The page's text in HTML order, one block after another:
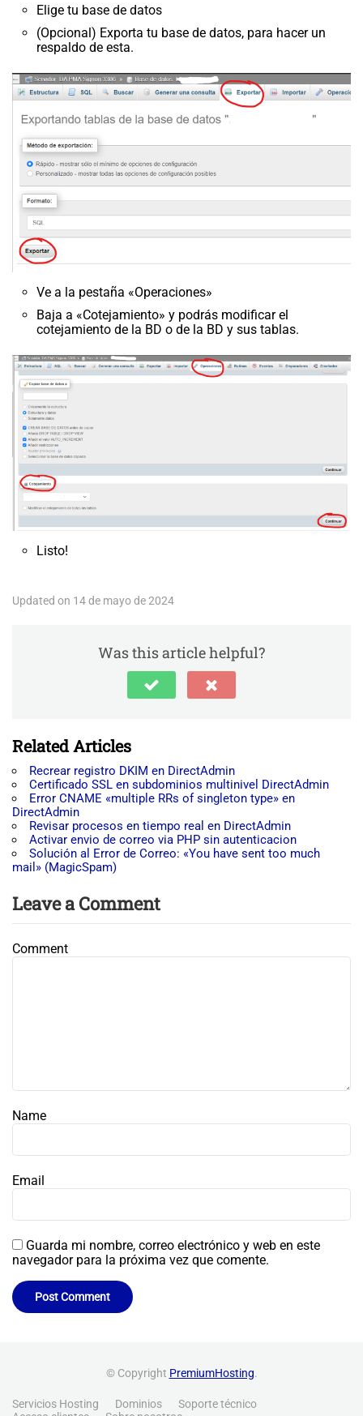
Elige tu base de datos
(Opcional) Exporta tu base de datos, para hacer un
respaldo de esta.
Ve a la pestaña «Operaciones»
Baja a «Cotejamiento» y podrás modificar el
cotejamiento de la BD o de la BD y sus tablas.
Listo!
Updated on 14 de mayo de 2024
Was this article helpful?
Related Articles
Recrear registro DKIM en DirectAdmin
Certificado SSL en subdominios multinivel DirectAdmin
Error CNAME «multiple RRs of singleton type» en
DirectAdmin
Revisar procesos en tiempo real en DirectAdmin
Activar envio de correo via PHP sin autenticacion
Solución al Error de Correo: «You have sent too much
mail» (MagicSpam)
Leave a Comment
Comment
Name
Email
Guarda mi nombre, correo electrónico y web en este
navegador para la próxima vez que comente.
© Copyright PremiumHosting.
Servicios Hosting Dominios
Soporte técnico